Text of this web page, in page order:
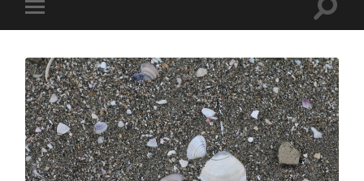
モ
バ
ル
メ
ニ
ュ
ー
を
切
り
替
え
検
ー
ル
ド
を
切
り
替
え
る